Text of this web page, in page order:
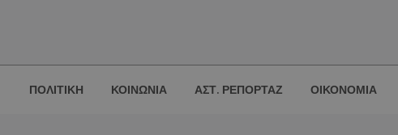
ΠΟΛΙΤΙΚΗ ΚΟΙΝΩΝΙΑ ΑΣΤ. ΡΕΠΟΡΤΑΖ ΟΙΚΟΝΟΜΙΑ